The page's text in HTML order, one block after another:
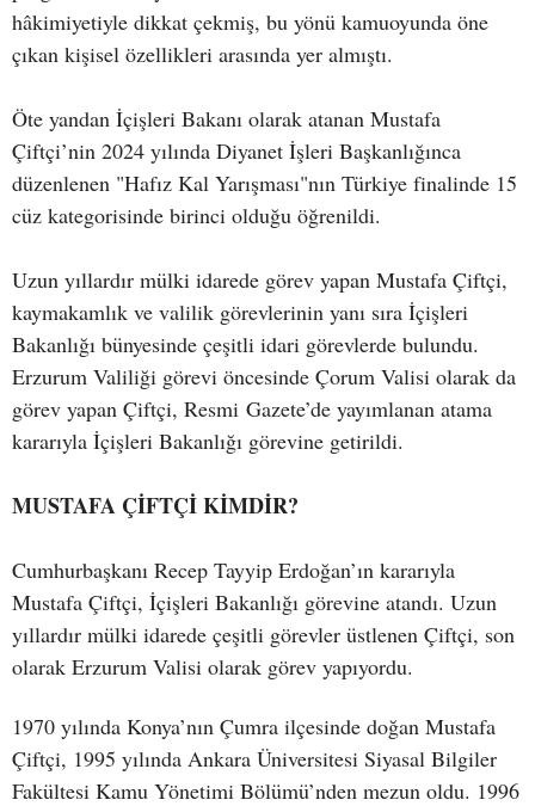
hâkimiyetiyle dikkat çekmiş, bu yönü kamuoyunda öne
çıkan kişisel özellikleri arasında yer almıştı.
Öte yandan İçişleri Bakanı olarak atanan Mustafa
Çiftçi’nin 2024 yılında Diyanet İşleri Başkanlığınca
düzenlenen "Hafız Kal Yarışması"nın Türkiye finalinde 15
cüz kategorisinde birinci olduğu öğrenildi.
Uzun yıllardır mülki idarede görev yapan Mustafa Çiftçi,
kaymakamlık ve valilik görevlerinin yanı sıra İçişleri
Bakanlığı bünyesinde çeşitli idari görevlerde bulundu.
Erzurum Valiliği görevi öncesinde Çorum Valisi olarak da
görev yapan Çiftçi, Resmi Gazete’de yayımlanan atama
kararıyla İçişleri Bakanlığı görevine getirildi.
MUSTAFA ÇİFTÇİ KİMDİR?
Cumhurbaşkanı Recep Tayyip Erdoğan’ın kararıyla
Mustafa Çiftçi, İçişleri Bakanlığı görevine atandı. Uzun
yıllardır mülki idarede çeşitli görevler üstlenen Çiftçi, son
olarak Erzurum Valisi olarak görev yapıyordu.
1970 yılında Konya’nın Çumra ilçesinde doğan Mustafa
Çiftçi, 1995 yılında Ankara Üniversitesi Siyasal Bilgiler
Fakültesi Kamu Yönetimi Bölümü’nden mezun oldu. 1996